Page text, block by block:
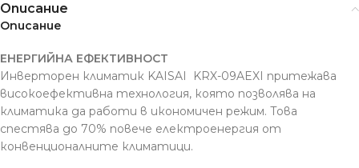
Описание
Описание
ЕНЕРГИЙНА ЕФЕКТИВНОСТ
Инверторен климатик KAISAI KRX-09AEXI притежава
високоефективна технология, която позволява на
климатика да работи в икономичен режим. Това
спестява до 70% повече електроенергия от
конвенционалните климатици.